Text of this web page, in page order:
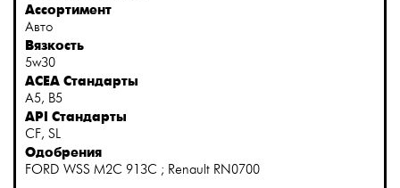
Ассортимент
Авто
Вязкость
5w30
ACEA Стандарты
A5, B5
API Стандарты
CF, SL
Одобрения
FORD WSS M2C 913C ; Renault RN0700